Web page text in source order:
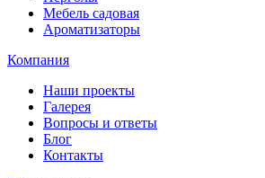
Мебель садовая
Ароматизаторы
Компания
Наши проекты
Галерея
Вопросы и ответы
Блог
Контакты